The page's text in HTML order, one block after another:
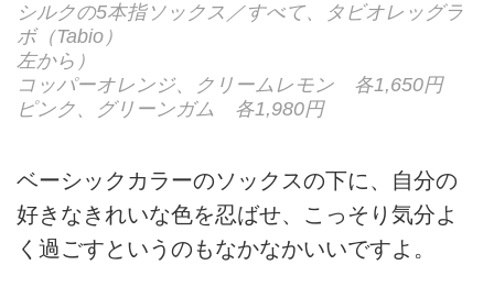
シルクの5本指ソックス／すべて、タビオレッグラ
ボ（Tabio）
左から）
コッパーオレンジ、クリームレモン 各1,650円
ピンク、グリーンガム 各1,980円
ベーシックカラーのソックスの下に、自分の
好きなきれいな色を忍ばせ、こっそり気分よ
く過ごすというのもなかなかいいですよ。